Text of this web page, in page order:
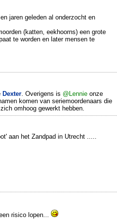
jaren geleden al onderzocht en
(katten, eekhoorns) een grote
te worden en later mensen te
Dexter. Overigens is @Lennie onze
komen van seriemoordenaars die
omhoog gewerkt hebben.
aan het Zandpad in Utrecht .....
risico lopen...